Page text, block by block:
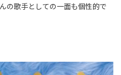
の歌手としての一面も個性的で